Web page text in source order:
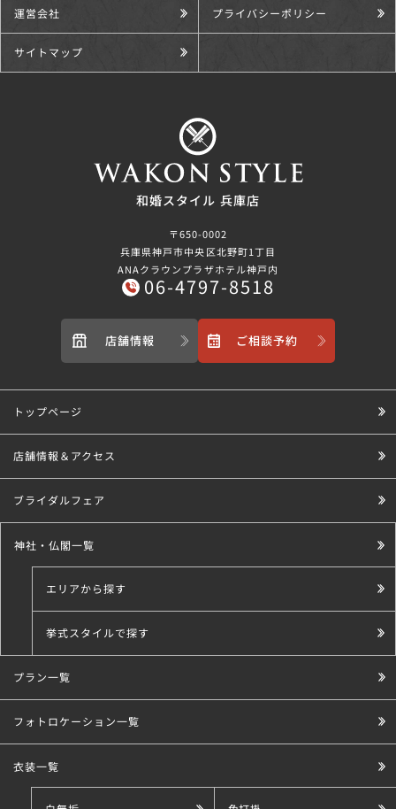
運営会社 プライバシーポリシー
サイトマップ
和婚スタイル 兵庫店
〒650-0002
兵庫県神戸市中央区北野町1丁目
ANAクラウンプラザホテル神戸内
06-4797-8518
店舗情報 ご相談予約
トップページ
店舗情報＆アクセス
ブライダルフェア
神社・仏閣一覧
エリアから探す
挙式スタイルで探す
こだわり条件で探す
プラン一覧
フォトロケーション一覧
衣装一覧